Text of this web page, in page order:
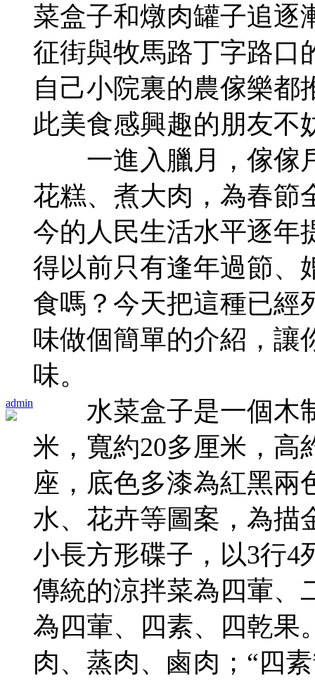
admin
菜盒子和燉肉罐子追逐
征街與牧馬路丁字路口
自己小院裏的農傢樂都
此美食感興趣的朋友不
一進入臘月，傢傢
花糕、煮大肉，為春節
今的人民生活水平逐年
得以前只有逢年過節、
食嗎？今天把這種已經
味做個簡單的介紹，讓
味。
水菜盒子是一個木
米，寬約20多厘米，高
座，底色多漆為紅黑兩
水、花卉等圖案，為描
小長方形碟子，以3行4
傳統的涼拌菜為四葷、
為四葷、四素、四乾果
肉、蒸肉、鹵肉；“四